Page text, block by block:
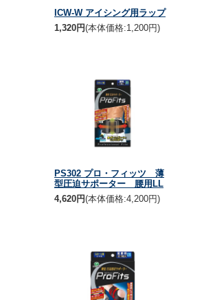
ICW-W アイシング用ラップ
1,320円(本体価格:1,200円)
PS302 プロ・フィッツ 薄
型圧迫サポーター 腰用LL
4,620円(本体価格:4,200円)